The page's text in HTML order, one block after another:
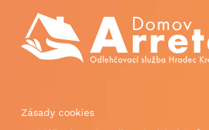
Zásady cookies